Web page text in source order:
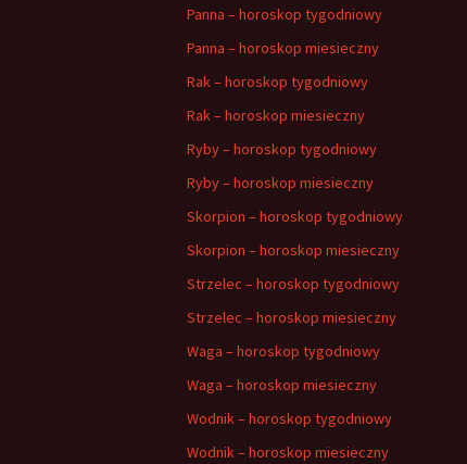
Panna – horoskop tygodniowy
Panna – horoskop miesieczny
Rak – horoskop tygodniowy
Rak – horoskop miesieczny
Ryby – horoskop tygodniowy
Ryby – horoskop miesieczny
Skorpion – horoskop tygodniowy
Skorpion – horoskop miesieczny
Strzelec – horoskop tygodniowy
Strzelec – horoskop miesieczny
Waga – horoskop tygodniowy
Waga – horoskop miesieczny
Wodnik – horoskop tygodniowy
Wodnik – horoskop miesieczny